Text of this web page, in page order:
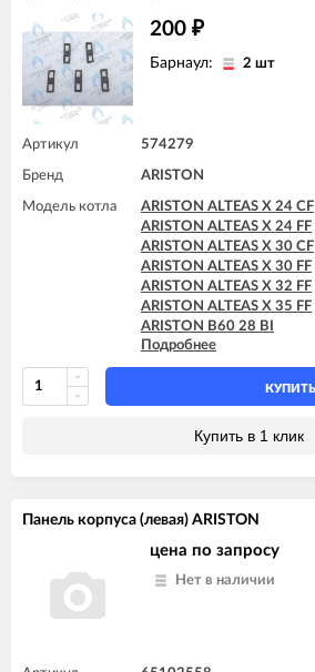
200 ₽
Барнаул: 2 шт
Артикул 574279
Бренд ARISTON
Модель котла
ARISTON ALTEAS X 24 CF
ARISTON ALTEAS X 24 FF
ARISTON ALTEAS X 30 CF
ARISTON ALTEAS X 30 FF
ARISTON ALTEAS X 32 FF
ARISTON ALTEAS X 35 FF
ARISTON B60 28 BI
ARISTON B60 30 BFFI
ARISTON BS 24 CF
ARISTON BS II 15 FF
ARISTON BS II 24 CF-EU
ARISTON CARES X 18 FF
ARISTON CARES X 24 CF
ARISTON CARES X
ARISTON CLAS 28 FF
Подробнее
КУПИТЬ
Купить в 1 клик
Панель корпуса (левая) ARISTON
цена по запросу
Нет в наличии